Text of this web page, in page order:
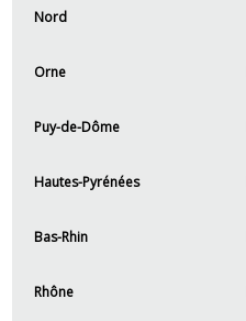
Nord
Orne
Puy-de-Dôme
Hautes-Pyrénées
Bas-Rhin
Rhône